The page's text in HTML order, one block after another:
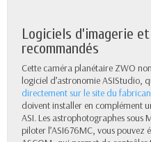
Logiciels d’imagerie
recommandés
Cette caméra planétaire ZWO
logiciel d’astronomie ASIStudio,
directement sur le site du
doivent installer en complément
ASI. Les astrophotographes sous
piloter l’ASI676MC, vous